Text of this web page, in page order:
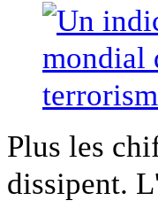
Plus les
dissipent.